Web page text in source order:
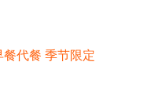
餐代餐 季节限定